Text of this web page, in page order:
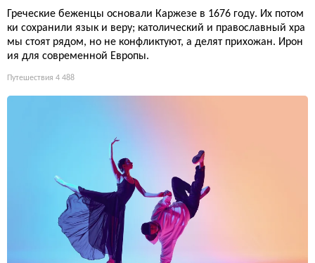
Греческие беженцы основали Каржезе в 1676 году. Их потом
ки сохранили язык и веру; католический и православный хра
мы стоят рядом, но не конфликтуют, а делят прихожан. Ирон
ия для современной Европы.
Путешествия 4 488